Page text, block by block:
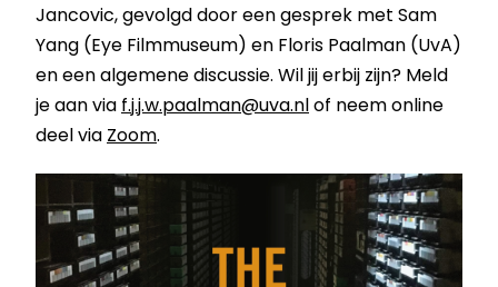
Jancovic, gevolgd door een gesprek met Sam
Yang (Eye Filmmuseum) en Floris Paalman (UvA)
en een algemene discussie. Wil jij erbij zijn? Meld
je aan via f.j.j.w.paalman@uva.nlof neem online
deel via Zoom.